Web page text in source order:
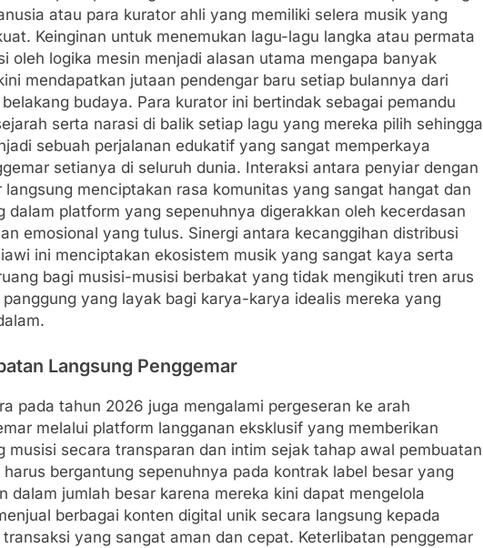
atau para kurator ahli yang memiliki selera musik yang
Keinginan untuk menemukan lagu-lagu langka atau permata
oleh logika mesin menjadi alasan utama mengapa banyak
mendapatkan jutaan pendengar baru setiap bulannya dari
budaya. Para kurator ini bertindak sebagai pemandu
serta narasi di balik setiap lagu yang mereka pilih sehingga
sebuah perjalanan edukatif yang sangat memperkaya
setianya di seluruh dunia. Interaksi antara penyiar dengan
menciptakan rasa komunitas yang sangat hangat dan
dalam platform yang sepenuhnya digerakkan oleh kecerdasan
emosional yang tulus. Sinergi antara kecanggihan distribusi
ini menciptakan ekosistem musik yang sangat kaya serta
bagi musisi-musisi berbakat yang tidak mengikuti tren arus
yang layak bagi karya-karya idealis mereka yang
Langsung Penggemar
pada tahun 2026 juga mengalami pergeseran ke arah
melalui platform langganan eksklusif yang memberikan
musisi secara transparan dan intim sejak tahap awal pembuatan
bergantung sepenuhnya pada kontrak label besar yang
dalam jumlah besar karena mereka kini dapat mengelola
berbagai konten digital unik secara langsung kepada
yang sangat aman dan cepat. Keterlibatan penggemar